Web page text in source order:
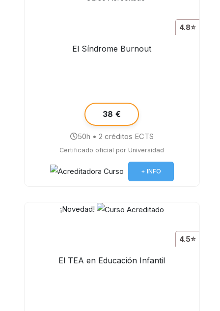
4.8⭐
El Síndrome Burnout
38 €
50h • 2 créditos ECTS
Certificado oficial por Universidad
+ INFO
¡Novedad!
4.5⭐
El TEA en Educación Infantil